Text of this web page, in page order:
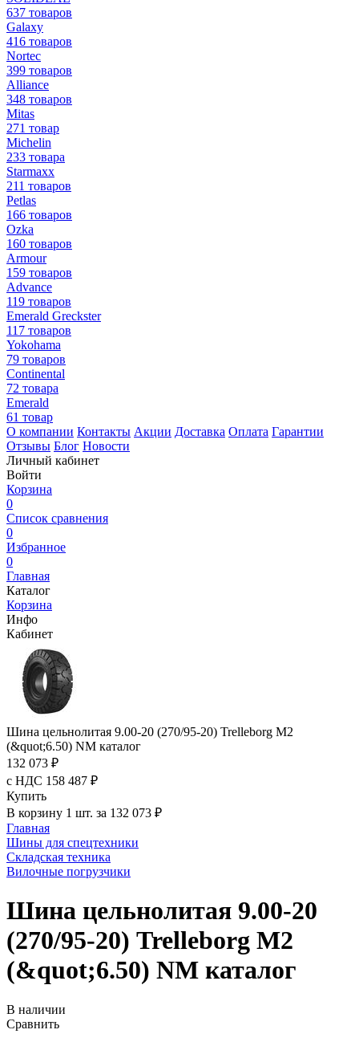
637 товаров
Galaxy
416 товаров
Nortec
399 товаров
Alliance
348 товаров
Mitas
271 товар
Michelin
233 товара
Starmaxx
211 товаров
Petlas
166 товаров
Ozka
160 товаров
Armour
159 товаров
Advance
119 товаров
Emerald Greckster
117 товаров
Yokohama
79 товаров
Continental
72 товара
Emerald
61 товар
О компании Контакты Акции Доставка Оплата Гарантии
Отзывы Блог Новости
Личный кабинет
Войти
Корзина
0
Список сравнения
0
Избранное
0
Главная
Каталог
Корзина
Инфо
Кабинет
Шина цельнолитая 9.00-20 (270/95-20) Trelleborg M2
(&quot;6.50) NM каталог
132 073 ₽
с НДС 158 487 ₽
Купить
В корзину 1 шт. за 132 073 ₽
Главная
Шины для спецтехники
Складская техника
Вилочные погрузчики
Шина цельнолитая 9.00-20
(270/95-20) Trelleborg M2
(&quot;6.50) NM каталог
В наличии
Сравнить